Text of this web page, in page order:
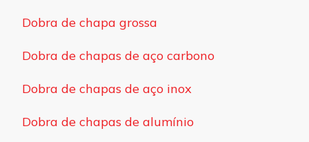
Dobra de chapa grossa
Dobra de chapas de aço carbono
Dobra de chapas de aço inox
Dobra de chapas de alumínio